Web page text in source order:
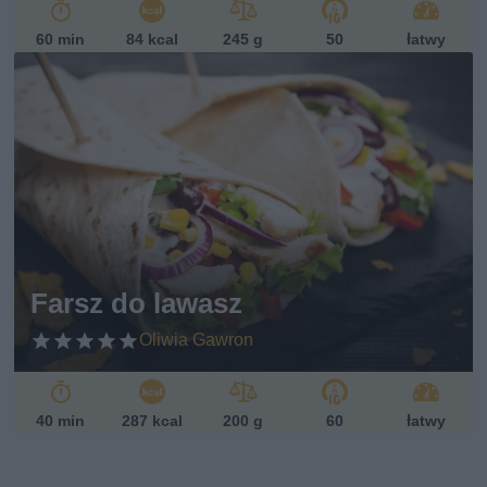
60 min 84 kcal 245 g 50 łatwy
Farsz do lawasz
Oliwia Gawron
40 min 287 kcal 200 g 60 łatwy